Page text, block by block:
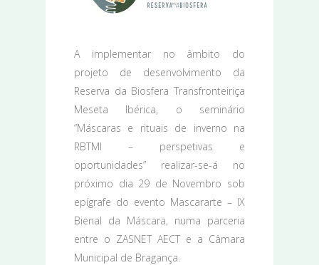
A implementar no âmbito do
projeto de desenvolvimento da
Reserva da Biosfera Transfronteiriça
Meseta Ibérica, o seminário
“Máscaras e rituais de inverno na
RBTMI – perspetivas e
oportunidades” realizar-se-á no
próximo dia 29 de Novembro sob
epígrafe do evento Mascararte – IX
Bienal da Máscara, numa parceria
entre o ZASNET AECT e a Câmara
Municipal de Bragança.